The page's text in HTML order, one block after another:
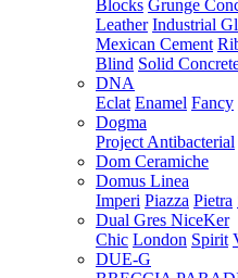
Blocks Grunge
Leather Industrial
Mexican Cement
Blind Solid
DNA
Eclat Enamel Fancy
Dogma
Project Antibacterial
Dom Ceramiche
Domus Linea
Imperi Piazza Pietra
Dual Gres NiceKer
Chic London Spirit
DUE-G